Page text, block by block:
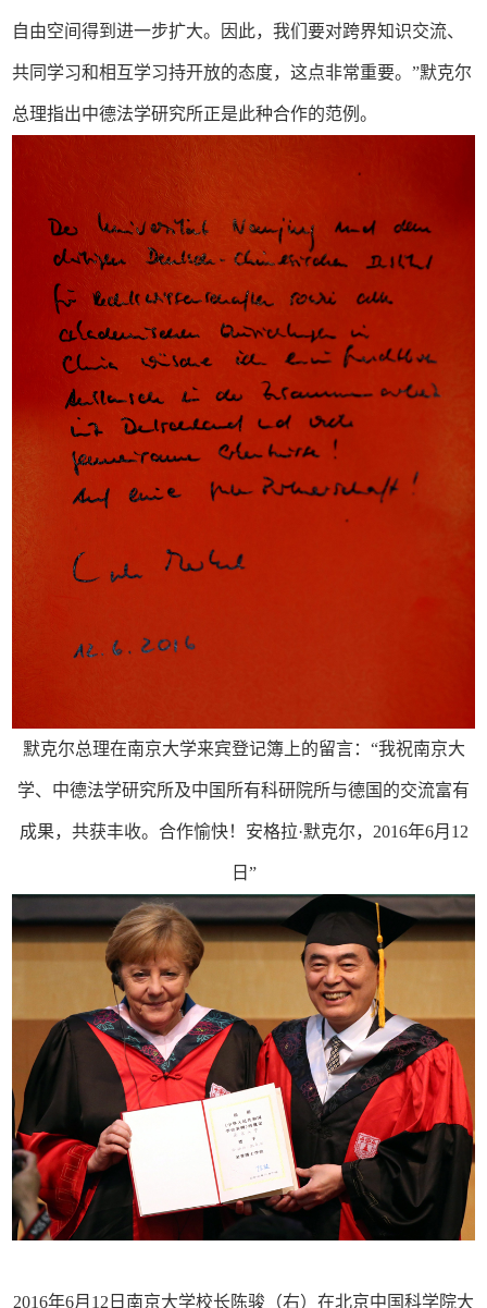
自由空间得到进一步扩大。因此，我们要对跨界知识交流、
共同学习和相互学习持开放的态度，这点非常重要。”默克尔
总理指出中德法学研究所正是此种合作的范例。
默克尔总理在南京大学来宾登记簿上的留言： “我祝南京大
学、中德法学研究所及中国所有科研院所与德国的交流富有
成果，共获丰收。合作愉快！安格拉·默克尔，2016年6月12
日”
2016年6月12日南京大学校长陈骏（右）在北京中国科学院大